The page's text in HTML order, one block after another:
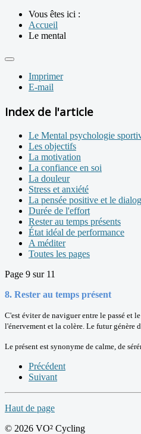
Vous êtes ici :
Accueil
Le mental
Imprimer
E-mail
Index de l'article
Le Mental psychologie
Les objectifs
La motivation
La confiance en soi
La douleur
Stress et anxiété
La pensée positive et le
Durée de l'effort
Rester au temps présents
État idéal de performance
A méditer
Toutes les pages
Page 9 sur 11
8. Rester au temps présent
C'est éviter de naviguer entre le passé et
l'énervement et la colère. Le futur génère
Le présent est synonyme de calme, de
Précédent
Suivant
Haut de page
© 2026 VO² Cycling